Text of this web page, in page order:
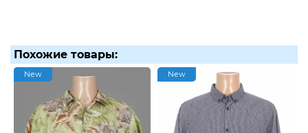
Похожие товары:
New New